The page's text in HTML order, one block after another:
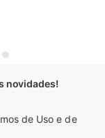
novidades!
de Uso e de